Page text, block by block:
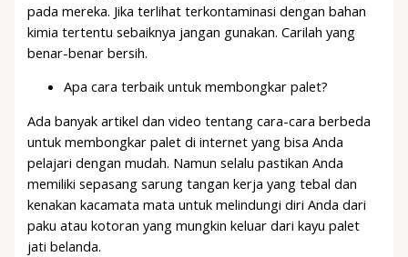
pada mereka. Jika terlihat terkontaminasi dengan bahan
kimia tertentu sebaiknya jangan gunakan. Carilah yang
benar-benar bersih.
Apa cara terbaik untuk membongkar palet?
Ada banyak artikel dan video tentang cara-cara berbeda
untuk membongkar palet di internet yang bisa Anda
pelajari dengan mudah. Namun selalu pastikan Anda
memiliki sepasang sarung tangan kerja yang tebal dan
kenakan kacamata mata untuk melindungi diri Anda dari
paku atau kotoran yang mungkin keluar dari kayu palet
jati belanda.